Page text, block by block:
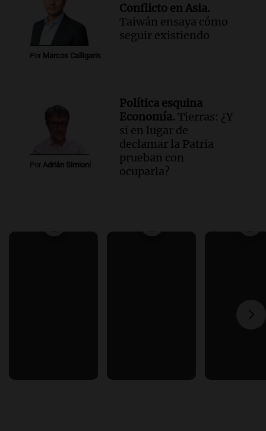
Por Marcos Calligaris
Conflicto en Asia.
Taiwán ensaya cómo
seguir existiendo
Por Adrián Simioni
Política esquina
Economía. Tierras: ¿Y
si en lugar de
declamar la Patria
prueban con
ocuparla?